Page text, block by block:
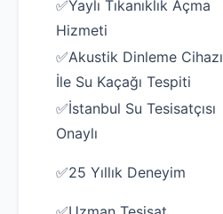
✅Yaylı Tıkanıklık Açma
Hizmeti
✅Akustik Dinleme Cihazı
İle Su Kaçağı Tespiti
✅İstanbul Su Tesisatçısı
Onaylı
✅25 Yıllık Deneyim